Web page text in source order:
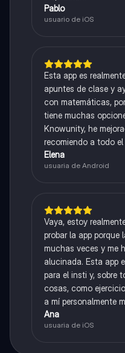
Pablo
usuario de iOS
Esta app es
apuntes de clase y
con matemáticas,
tiene muchas
Knowunity, he
recomiendo a todo el
Elena
usuaria de Android
Vaya, estoy
probar la app
muchas veces y me
alucinada. Esta app
para el insti y, sobre
cosas, como
a mí personalmente
Ana
usuaria de iOS